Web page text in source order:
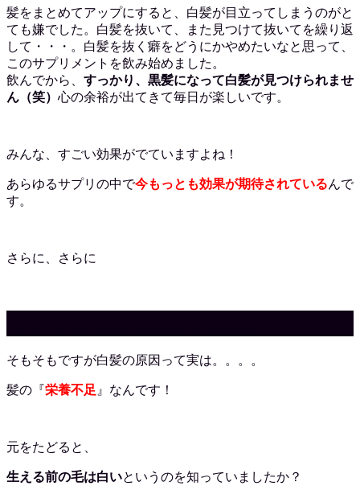
髪をまとめてアップにすると、白髪が目立ってしまうのがと
ても嫌でした。白髪を抜いて、また見つけて抜いてを繰り返
して・・・。白髪を抜く癖をどうにかやめたいなと思って、
このサプリメントを飲み始めました。
飲んでから、 すっかり、黒髪になって白髪が見つけられませ
ん（笑） 心の余裕が出てきて毎日が楽しいです。
みんな、すごい効果がでていますよね！
あらゆるサプリの中で今もっとも効果が期待されているんで
す。
さらに、さらに
そもそもですが白髪の原因って実は。。。。
髪の『栄養不足 』なんです！
元をたどると、
生える前の毛は白いというのを知っていましたか？